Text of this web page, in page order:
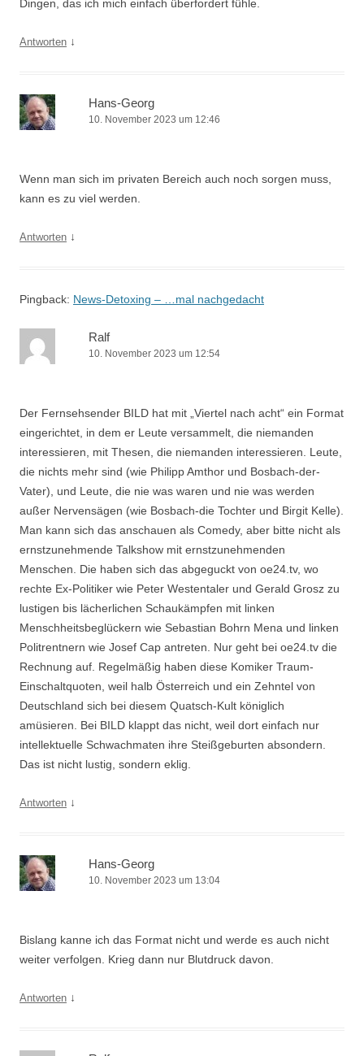
Dingen, das ich mich einfach überfordert fühle.
Antworten ↓
Hans-Georg
10. November 2023 um 12:46
Wenn man sich im privaten Bereich auch noch sorgen muss,
kann es zu viel werden.
Antworten ↓
Pingback: News-Detoxing – …mal nachgedacht
Ralf
10. November 2023 um 12:54
Der Fernsehsender BILD hat mit „Viertel nach acht“ ein Format
eingerichtet, in dem er Leute versammelt, die niemanden
interessieren, mit Thesen, die niemanden interessieren. Leute,
die nichts mehr sind (wie Philipp Amthor und Bosbach-der-
Vater), und Leute, die nie was waren und nie was werden
außer Nervensägen (wie Bosbach-die Tochter und Birgit Kelle).
Man kann sich das anschauen als Comedy, aber bitte nicht als
ernstzunehmende Talkshow mit ernstzunehmenden
Menschen. Die haben sich das abgeguckt von oe24.tv, wo
rechte Ex-Politiker wie Peter Westentaler und Gerald Grosz zu
lustigen bis lächerlichen Schaukämpfen mit linken
Menschheitsbeglückern wie Sebastian Bohrn Mena und linken
Politrentnern wie Josef Cap antreten. Nur geht bei oe24.tv die
Rechnung auf. Regelmäßig haben diese Komiker Traum-
Einschaltquoten, weil halb Österreich und ein Zehntel von
Deutschland sich bei diesem Quatsch-Kult königlich
amüsieren. Bei BILD klappt das nicht, weil dort einfach nur
intellektuelle Schwachmaten ihre Steißgeburten absondern.
Das ist nicht lustig, sondern eklig.
Antworten ↓
Hans-Georg
10. November 2023 um 13:04
Bislang kanne ich das Format nicht und werde es auch nicht
weiter verfolgen. Krieg dann nur Blutdruck davon.
Antworten ↓